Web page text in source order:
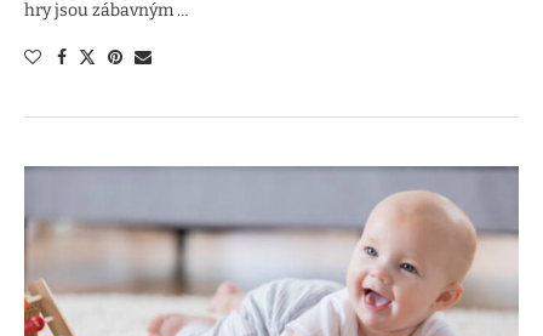
hry jsou zábavným …